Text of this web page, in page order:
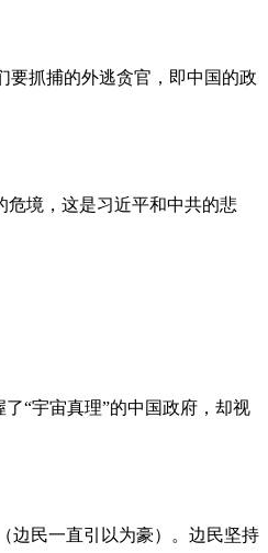
要抓捕的外逃贪官，即中国的政
危境，这是习近平和中共的悲
“宇宙真理”的中国政府，却视
边民一直引以为豪）。边民坚持